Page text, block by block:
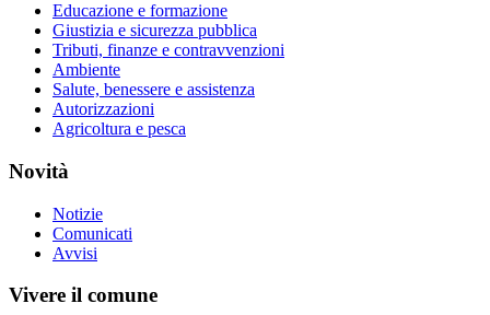
Educazione e formazione
Giustizia e sicurezza pubblica
Tributi, finanze e contravvenzioni
Ambiente
Salute, benessere e assistenza
Autorizzazioni
Agricoltura e pesca
Novità
Notizie
Comunicati
Avvisi
Vivere il comune